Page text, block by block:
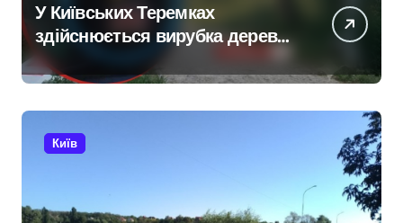
У Київських Теремках
здійснюється вирубка дерев
із використанням спецтехніки,
переданої британськими
партнерами для ЗСУ
Київ